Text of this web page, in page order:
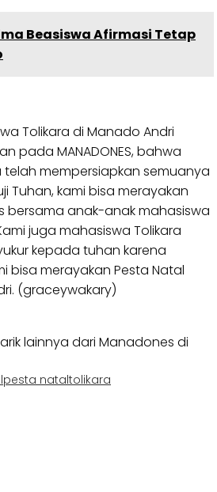
Beasiswa Afirmasi Tetap
Tolikara di Manado Andri
pada MANADONES, bahwa
telah mempersiapkan semuanya
Tuhan, kami bisa merayakan
bersama anak-anak mahasiswa
juga mahasiswa Tolikara
kepada tuhan karena
bisa merayakan Pesta Natal
(graceywakary)
lainnya dari Manadones di
pesta nataltolikara